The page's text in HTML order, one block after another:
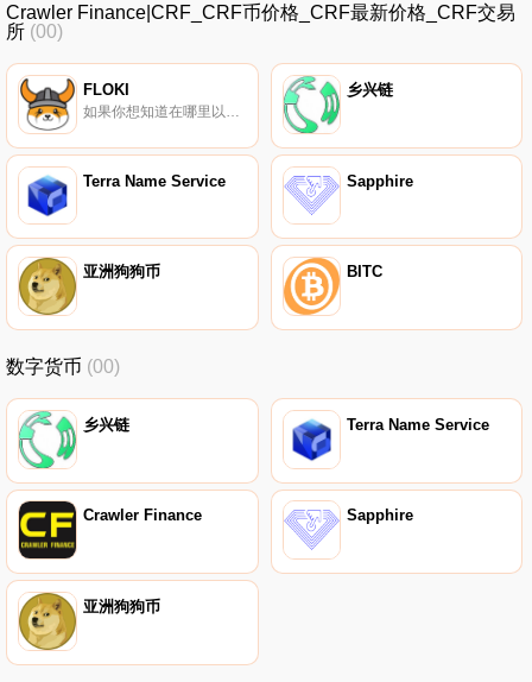
Crawler Finance|CRF_CRF币价格_CRF最新价格_CRF交易
所 (00)
FLOKI
如果你想知道在哪里以当前价格购买FLOKI,目前交易{FLOKI]股票的顶级加密货币交易所是OKX、Deepcoin、CoinW、Bitrue和ByFLOKIt。您可以在我们的加密货币交易所页面上找到其他列表.
乡兴链
Terra Name Service Sapphire
亚洲狗狗币 BITC
数字货币 (00)
乡兴链 Terra Name Service
Crawler Finance Sapphire
亚洲狗狗币